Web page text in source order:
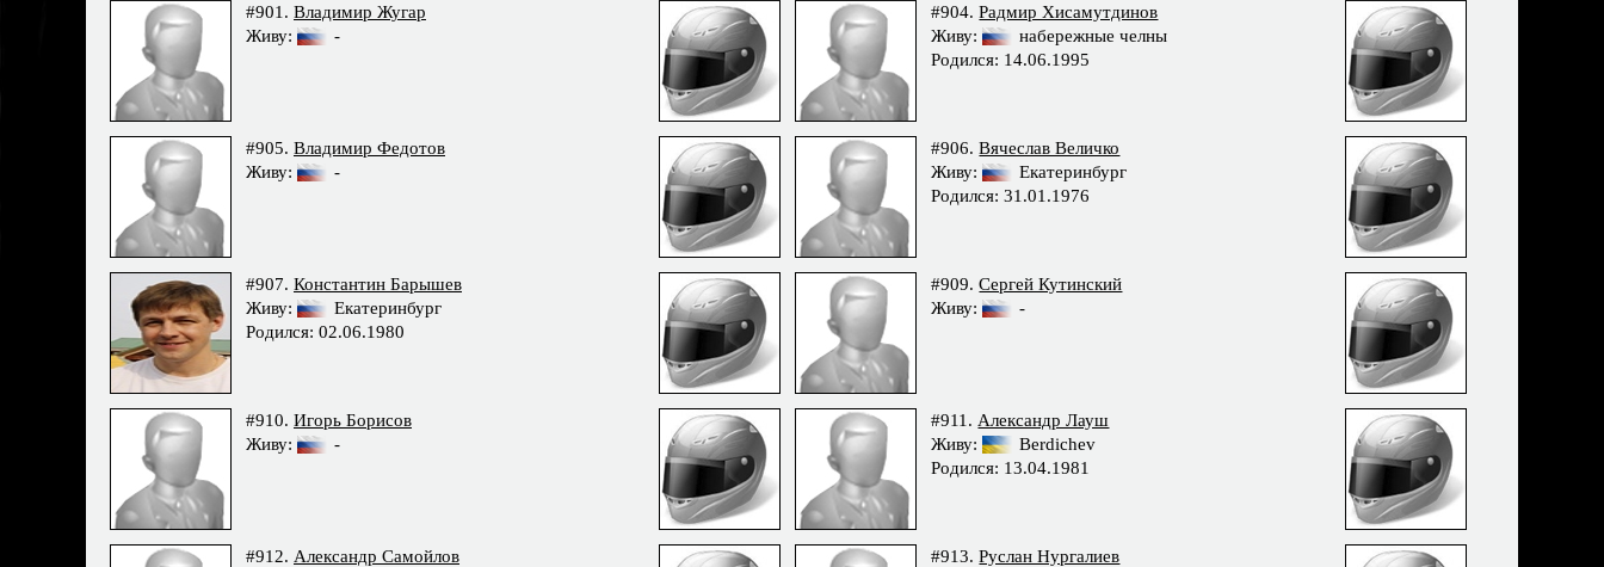
#901. Владимир Жугар
Живу:
-
#904.Радмир Хисамутдинов
Живу:
набережные челны
Родился: 14.06.1995
#905. Владимир Федотов
Живу:
-
#906.Вячеслав Величко
Живу:
Екатеринбург
Родился: 31.01.1976
#907. Константин Барышев
Живу:
Екатеринбург
Родился: 02.06.1980
#909.Сергей Кутинский
Живу:
-
#910. Игорь Борисов
Живу:
-
#911. Александр Лауш
Живу:
Berdichev
Родился: 13.04.1981
#912. Александр Самойлов
#913.Руслан Нургалиев